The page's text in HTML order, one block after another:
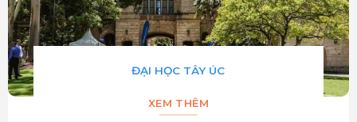
ĐẠI HỌC TÂY ÚC
XEM THÊM